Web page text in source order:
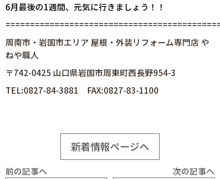
6月最後の1週間、元気に行きましょう！！
周南市・岩国市エリア 屋根・外装リフォーム専門店 や
ねや職人
〒742-0425 山口県岩国市周東町西長野954-3
TEL:0827-84-3881 FAX:0827-83-1100
新着情報ページへ
前の記事へ
次の記事へ